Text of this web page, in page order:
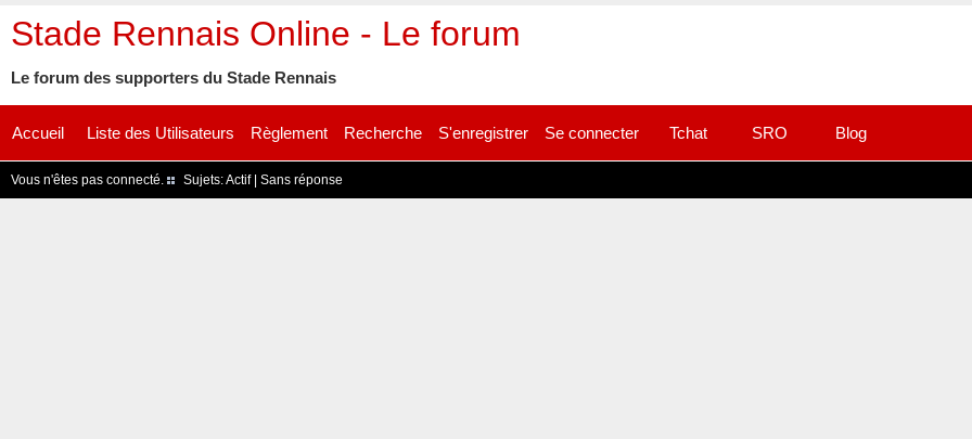
Stade Rennais Online - Le forum
Le forum des supporters du Stade Rennais
Accueil Liste des Utilisateurs Règlement Recherche S'enregistrer Se connecter Tchat SRO Blog
Vous n'êtes pas connecté. Sujets:Actif| Sans réponse